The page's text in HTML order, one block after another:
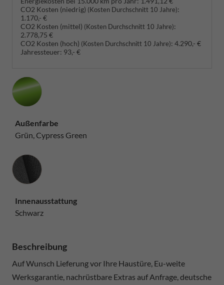
CO2 Kosten (niedrig) (Kosten Durchschnitt 10 Jahre):
1.170,- €
CO2 Kosten (mittel) (Kosten Durchschnitt 10 Jahre):
2.778,75 €
CO2 Kosten (hoch) (Kosten Durchschnitt 10 Jahre): 4.290,- €
Jahressteuer: 93,- €
Außenfarbe
Grün, Cypress Green
Innenausstattung
Innenausstattung
Schwarz
Beschreibung
Auf Wunsch Lieferung vor Ihre Haustüre, Eu-weite
Werksgarantie, nachrüstbare Extras auf Anfrage, deutsche